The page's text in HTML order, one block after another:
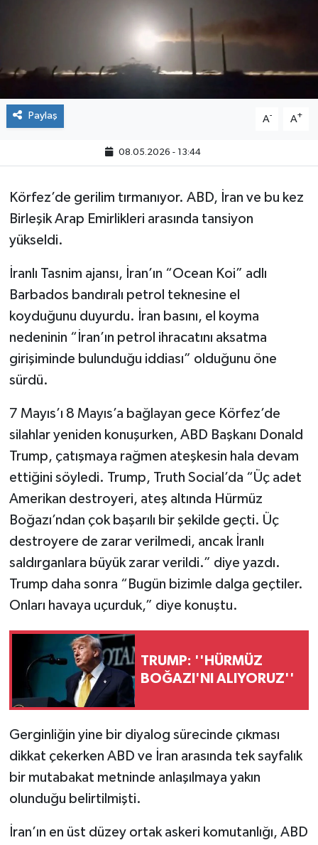
Paylaş A- A+
08.05.2026 - 13:44
Körfez’de gerilim tırmanıyor. ABD, İran ve bu kez
Birleşik Arap Emirlikleri arasında tansiyon
yükseldi.
İranlı Tasnim ajansı, İran’ın “Ocean Koi” adlı
Barbados bandıralı petrol teknesine el
koyduğunu duyurdu. İran basını, el koyma
nedeninin “İran’ın petrol ihracatını aksatma
girişiminde bulunduğu iddiası” olduğunu öne
sürdü.
7 Mayıs’ı 8 Mayıs’a bağlayan gece Körfez’de
silahlar yeniden konuşurken, ABD Başkanı Donald
Trump, çatışmaya rağmen ateşkesin hala devam
ettiğini söyledi. Trump, Truth Social’da “Üç adet
Amerikan destroyeri, ateş altında Hürmüz
Boğazı’ndan çok başarılı bir şekilde geçti. Üç
destroyere de zarar verilmedi, ancak İranlı
saldırganlara büyük zarar verildi.” diye yazdı.
Trump daha sonra “Bugün bizimle dalga geçtiler.
Onları havaya uçurduk,” diye konuştu.
TRUMP: ''HÜRMÜZ
BOĞAZI'NI ALIYORUZ''
Gerginliğin yine bir diyalog sürecinde çıkması
dikkat çekerken ABD ve İran arasında tek sayfalık
bir mutabakat metninde anlaşılmaya yakın
olunduğu belirtilmişti.
İran’ın en üst düzey ortak askeri komutanlığı, ABD